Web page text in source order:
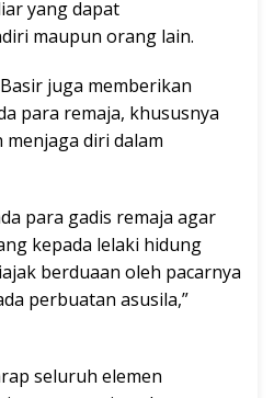
yang dapat
maupun orang lain.
juga memberikan
para remaja, khususnya
diri dalam
para gadis remaja agar
kepada lelaki hidung
berduaan oleh pacarnya
perbuatan asusila,”
seluruh elemen